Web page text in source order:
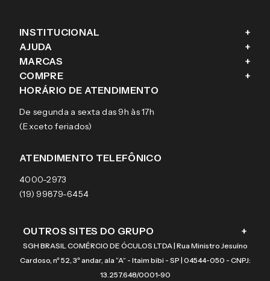
INSTITUCIONAL +
Fale conosco
Blog
Sobre a eÓtica
Aviso de privacidade
Termos e condições de uso
AJUDA +
Como comprar
Trocas e Devoluções
Pagamentos
Garantias
MARCAS +
Ray-Ban
Tecnol
Arnette
Burberry
COMPRE +
Óculos de sol
Lentes de contato
HORÁRIO DE ATENDIMENTO
De segunda a sexta das 9h às 17h
(Exceto feriados)
ATENDIMENTO TELEFÔNICO
4000-2973
(19) 99879-6454
OUTROS SITES DO GRUPO +
SGH BRASIL COMÉRCIO DE ÓCULOS LTDA | Rua Ministro Jesuíno
Cardoso, nº 52, 3º andar, ala “A” - Itaim bibi - SP | 04544-050 - CNPJ:
13.257.648/0001-90